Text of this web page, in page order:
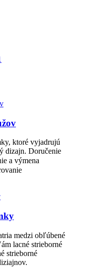
ktoré vyjadrujú
dizajn. Doručenie
a výmena
medzi obľúbené
lacné strieborné
strieborné